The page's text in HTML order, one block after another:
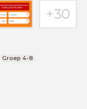
Groep 4-8